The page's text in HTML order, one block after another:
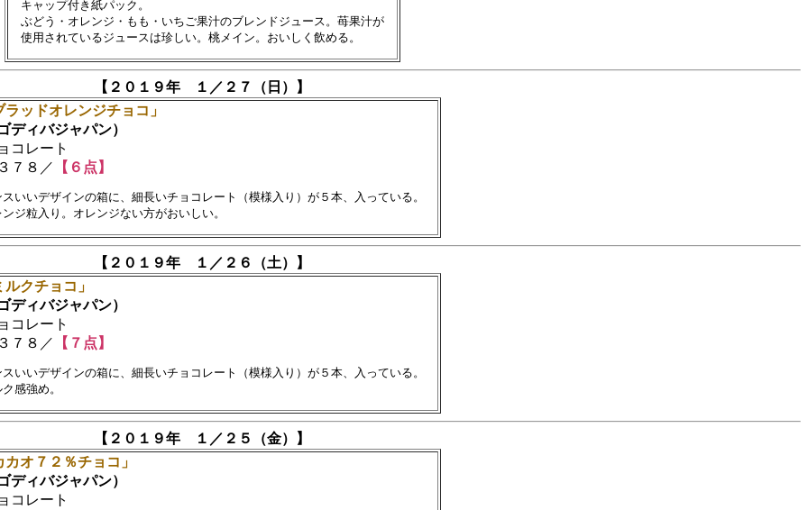
キャップ付き紙パック。
ぶどう・オレンジ・もも・いちご果汁のブレンドジュース。苺果汁が
【２０１９年 １／２７（日）】
ラッドオレンジチョコ」
ディバジャパン）
コレート
７８／
【６点】
いいデザインの箱に、細長いチョコレート（模様入り）が５本、入っている。
【２０１９年 １／２６（土）】
ルクチョコ」
ディバジャパン）
コレート
７８／
【７点】
いいデザインの箱に、細長いチョコレート（模様入り）が５本、入っている。
【２０１９年 １／２５（金）】
カオ７２％チョコ」
ディバジャパン）
コレート